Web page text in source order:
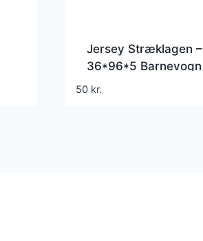
Jersey Stræklagen –
36*96*5 Barnevogn
50 kr.